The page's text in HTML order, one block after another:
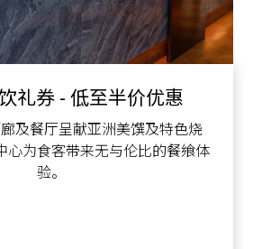
礼券 - 低至半价优惠
廊及餐厅呈献亚洲美馔及特色烧
心为食客带来无与伦比的餐飨体
验。